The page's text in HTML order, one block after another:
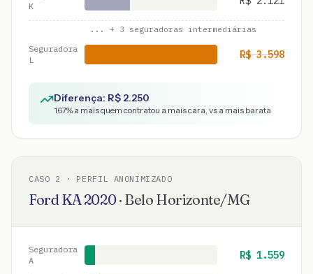
K
... + 3 seguradoras intermediárias
Seguradora
L
R$3.598
Diferença: R$ 2.250
167% a mais quem contratou a mais cara, vs a mais barata
CASO 2 · PERFIL ANONIMIZADO
Ford KA2020· Belo Horizonte/MG
Seguradora
A
R$ 1.559